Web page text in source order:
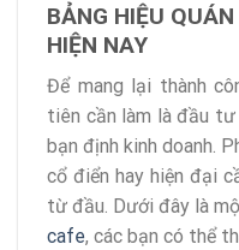
BẢNG HIỆU
HIỆN NAY
Để mang lại thành
tiên cần làm là đầu tư
bạn định kinh doanh.
cổ điển hay hiện đại
từ đầu. Dưới đây là
cafe, các bạn có thể